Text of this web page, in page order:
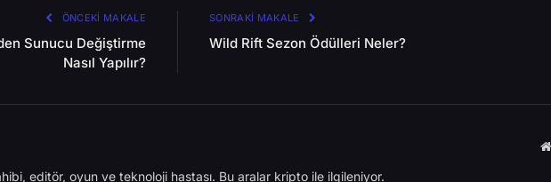
ÖNCEKI MAKALE
Sunucu Değiştirme
Nasıl Yapılır?
SONRAKI MAKALE
Wild Rift Sezon Ödülleri Neler?
editör, oyun ve teknoloji hastası. Bu aralar kripto ile ilgileniyor.